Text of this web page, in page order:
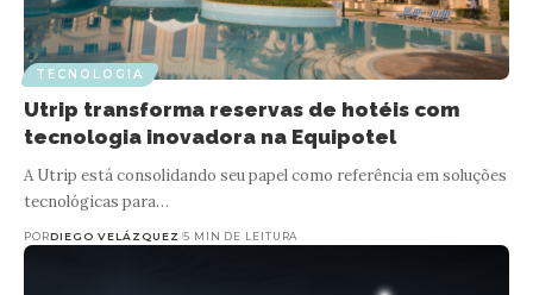
TECNOLOGIA
Utrip transforma reservas de hotéis com
tecnologia inovadora na Equipotel
A Utrip está consolidando seu papel como referência em soluções
tecnológicas para…
PORDIEGO VELÁZQUEZ 5 MIN DE LEITURA